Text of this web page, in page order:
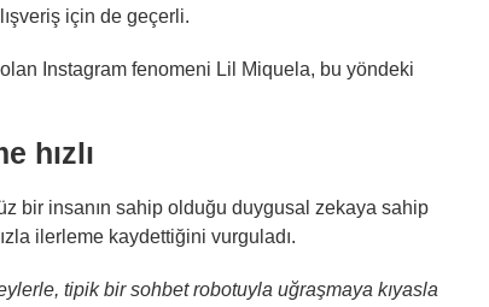
için de geçerli.
Instagram fenomeni Lil Miquela, bu yöndeki
hızlı
bir insanın sahip olduğu duygusal zekaya sahip
ilerleme kaydettiğini vurguladı.
tipik bir sohbet robotuyla uğraşmaya kıyasla